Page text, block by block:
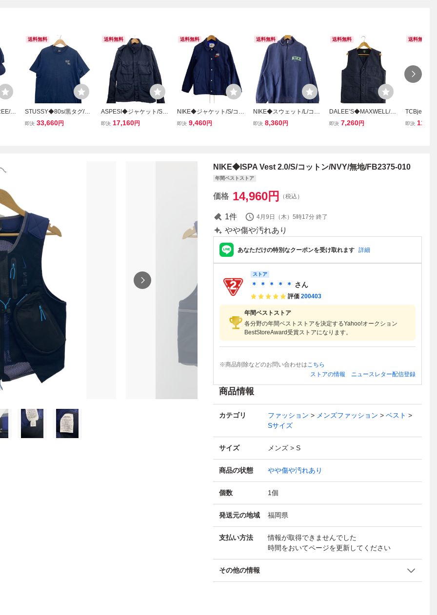
コ
送料無料
STUSSY◆80s/黒タグ/Do
nt Take The Bite/トラウ
即決 33,660円
送料無料
ASPESI◆ジャケット/S/
コットン/NVY/無地/CG2
即決 17,160円
送料無料
NIKE◆ジャケット/S/コッ
トン/NVY/無地/DM5276-4
即決 9,460円
送料無料
NIKE◆スウェット/L/コッ
トン/NVY/無地/00s/ハー
即決 8,360円
送料無料
DALEE’S◆MAXWELL/20
s Shop Vest/ベスト/16.5/
即決 7,260円
送料無料
ル/-/コット
即決
NIKE◆ISPA Vest 2.0/S/コットン/NVY/無地/FB2375-010
年間ベストストア
価格 14,960円 （税込）
1件 4月9日（木）5時17分 終了
やや傷や汚れあり
あなただけの特別なクーポンを受け取れます 詳細
ストア
＊ ＊ ＊ ＊ ＊ さん
評価 200403
年間ベストストア
各分野の年間ベストストアを決定するYahoo!オークション
BestStoreAward受賞ストアになります。
※商品削除などのお問い合わせはこちら
ストアの情報
ニュースレター配信登録
商品情報
カテゴリ ファッション メンズファッション
ベスト
Sサイズ
サイズ メンズ S
商品の状態 やや傷や汚れあり
個数 1個
発送元の地域 福岡県
支払い方法
情報が取得できませんでした
時間をおいてページを更新してください
その他の情報